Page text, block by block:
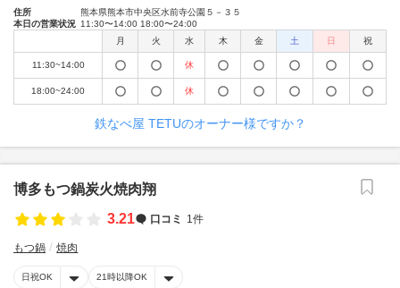
住所
熊本県熊本市中央区水前寺公園５－３５
本日の営業状況 11:30〜14:00 18:00〜24:00
月
火 水 木 金 土 日 祝
11:30~14:00 休
18:00~24:00 休
鉄なべ屋 TETUのオーナー様ですか？
博多もつ鍋炭火焼肉翔
3.21
口コミ 1件
もつ鍋 焼肉
日祝OK 21時以降OK